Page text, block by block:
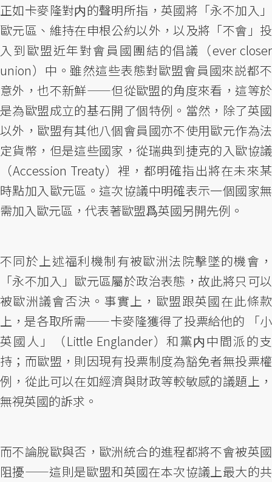
正如卡麥隆對内的聲明所指，英國將「永不加入」
歐元區、維持在申根公約以外，以及將「不會」投
入到歐盟近年對會員國團結的倡議（ever closer
union）中。雖然這些表態對歐盟會員國來説都不
意外，也不新鮮——但從歐盟的角度來看，這等於
是為歐盟成立的基石開了個特例。當然，除了英國
以外，歐盟有其他八個會員國亦不使用歐元作為法
定貨幣，但是這些國家，從瑞典到捷克的入歐協議
（Accession Treaty）裡，都明確指出將在未來某
時點加入歐元區。這次協議中明確表示一個國家無
需加入歐元區，代表著歐盟爲英國另開先例。
不同於上述福利機制有被歐洲法院擊墜的機會，
「永不加入」歐元區屬於政治表態，故此將只可以
被歐洲議會否決。事實上，歐盟跟英國在此條款
上，是各取所需——卡麥隆獲得了投票給他的 「小
英國人」（Little Englander）和黨内中間派的支
持；而歐盟，則因現有投票制度為豁免者無投票權
例，從此可以在如經濟與財政等較敏感的議題上，
無視英國的訴求。
而不論脫歐與否，歐洲統合的進程都將不會被英國
阻擾——這則是歐盟和英國在本次協議上最大的共